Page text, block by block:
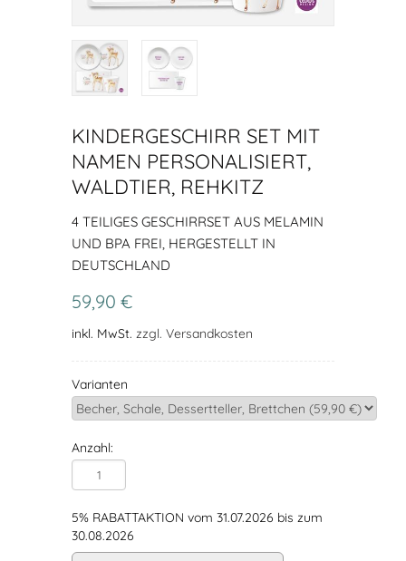
KINDERGESCHIRR SET MIT
NAMEN PERSONALISIERT,
WALDTIER, REHKITZ
4 TEILIGES GESCHIRRSET AUS MELAMIN
UND BPA FREI, HERGESTELLT IN
DEUTSCHLAND
59,90 €
inkl. MwSt. zzgl. Versandkosten
Varianten
Anzahl:
5% RABATTAKTION vom 31.07.2026 bis zum
30.08.2026